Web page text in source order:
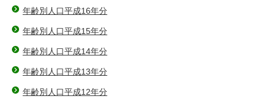
年齢別人口平成16年分
年齢別人口平成15年分
年齢別人口平成14年分
年齢別人口平成13年分
年齢別人口平成12年分